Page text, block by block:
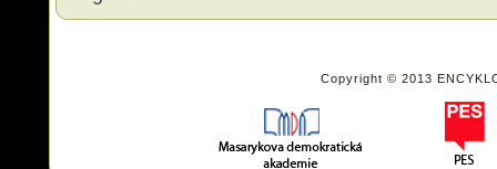
Copyright © 2013